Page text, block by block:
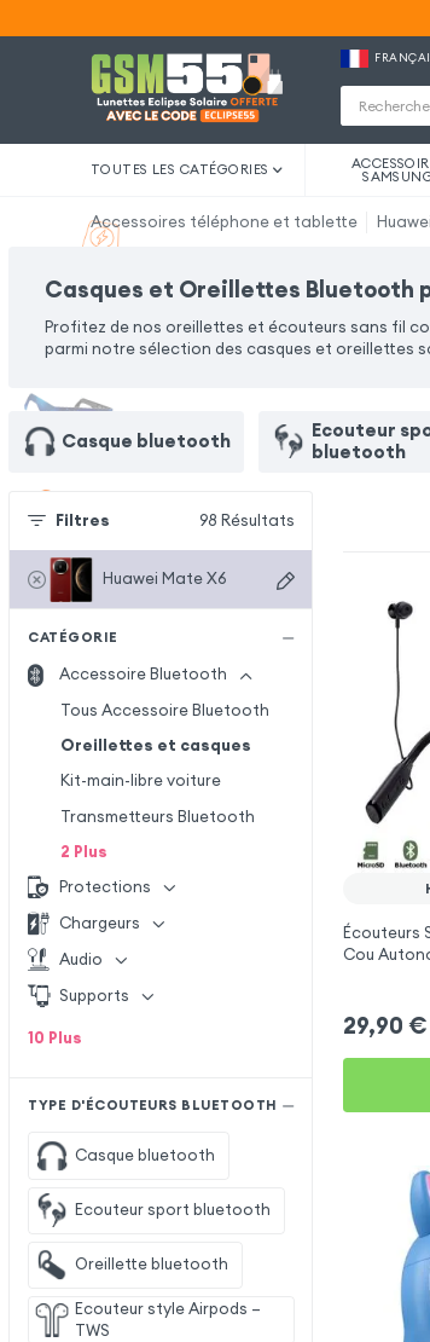
TOUTES LES CATÉGORIES
Accessoires téléphone et tablette Huawei
Casques et Oreillettes Bluetooth
Profitez de nos oreillettes et écouteurs sans fil
parmi notre sélection des casques et oreillettes
Casque bluetooth
Ecouteur
bluetooth
Filtres 98 Résultats
Huawei Mate X6
CATÉGORIE
Accessoire Bluetooth
Tous Accessoire Bluetooth
Oreillettes et casques
Kit-main-libre voiture
Transmetteurs Bluetooth
2 Plus
Protections
Chargeurs
Audio
Supports
10 Plus
TYPE D'ÉCOUTEURS BLUETOOTH
Casque bluetooth
Ecouteur sport bluetooth
Oreillette bluetooth
Ecouteur style Airpods –
TWS
Écouteurs
Cou
29,90 €